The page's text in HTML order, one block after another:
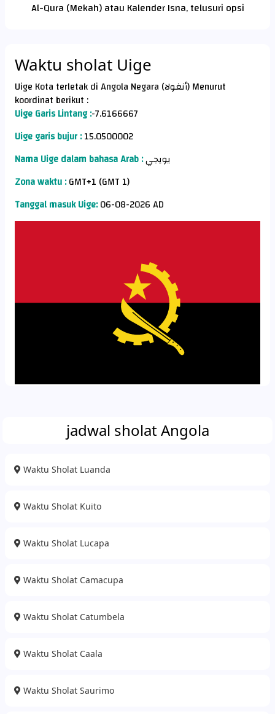
Al-Qura (Mekah) atau Kalender Isna, telusuri opsi
Waktu sholat Uige
Uige Kota terletak di Angola Negara (أنغولا) Menurut
koordinat berikut :
Uige Garis Lintang :-7.6166667
Uige garis bujur :15.0500002
Nama Uige dalam bahasa Arab :يويجي
Zona waktu :GMT+1 (GMT 1)
Tanggal masuk Uige:06-08-2026 AD
jadwal sholat Angola
Waktu Sholat Luanda
Waktu Sholat Kuito
Waktu Sholat Lucapa
Waktu Sholat Camacupa
Waktu Sholat Catumbela
Waktu Sholat Caala
Waktu Sholat Saurimo